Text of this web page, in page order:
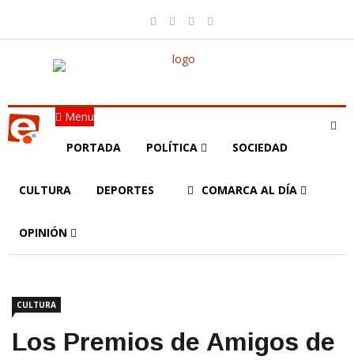
Menu
PORTADA POLÍTICA SOCIEDAD
CULTURA DEPORTES COMARCA AL DÍA
OPINIÓN
CULTURA
Los Premios de Amigos de